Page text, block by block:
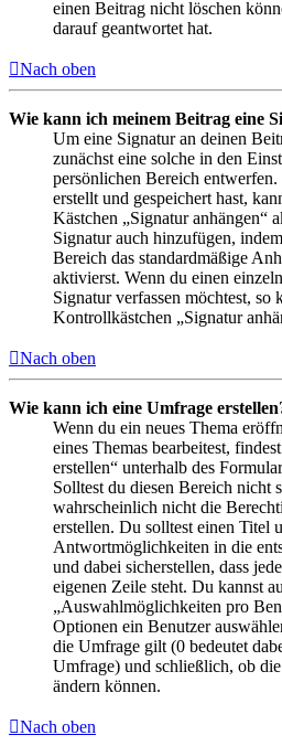
einen Beitrag nicht löschen
darauf geantwortet hat.
Nach oben
Wie kann ich meinem Beitrag eine
Um eine Signatur an deinen
zunächst eine solche in den
persönlichen Bereich
erstellt und gespeichert hast,
Kästchen „Signatur anhängen“
Signatur auch hinzufügen,
Bereich das standardmäßige
aktivierst. Wenn du einen
Signatur verfassen möchtest, so
Kontrollkästchen „Signatur
Nach oben
Wie kann ich eine Umfrage
Wenn du ein neues Thema
eines Themas bearbeitest,
erstellen“ unterhalb des
Solltest du diesen Bereich nicht
wahrscheinlich nicht die
erstellen. Du solltest einen Titel
Antwortmöglichkeiten in die
und dabei sicherstellen, dass
eigenen Zeile steht. Du kannst
„Auswahlmöglichkeiten pro
Optionen ein Benutzer
die Umfrage gilt (0 bedeutet
Umfrage) und schließlich, ob
ändern können.
Nach oben